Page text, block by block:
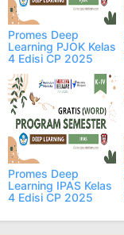
Promes Deep
Learning PJOK Kelas
4 Edisi CP 2025
Promes Deep
Learning IPAS Kelas
4 Edisi CP 2025